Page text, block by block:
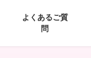
よくあるご質
問